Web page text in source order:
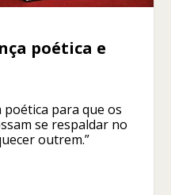
poética e
poética para que os
se respaldar no
outrem.”